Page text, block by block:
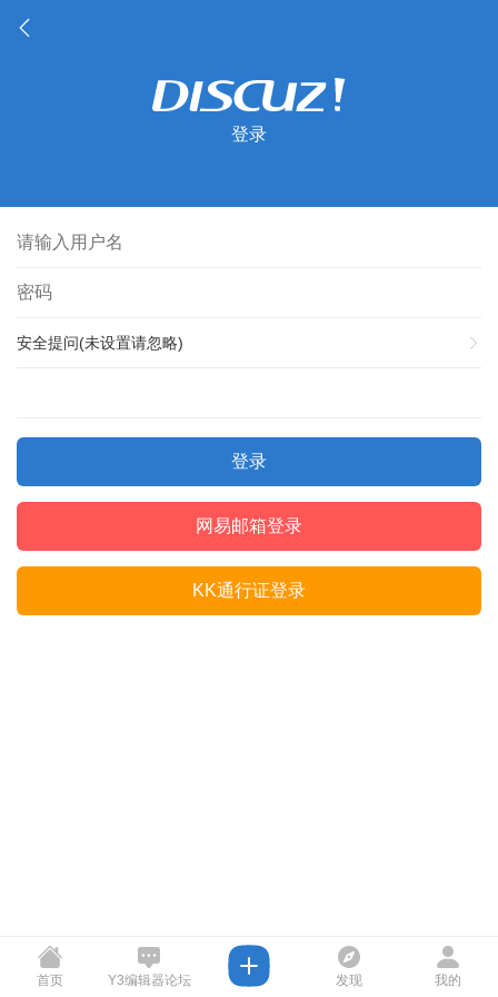
登录
安全提问(未设置请忽略)
登录
网易邮箱登录
KK通行证登录
首页 Y3编辑器论坛 发现 我的